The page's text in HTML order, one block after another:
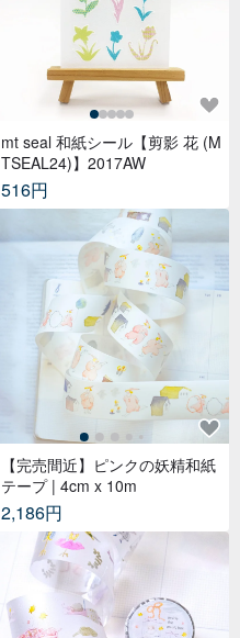
mt seal 和紙シール【剪影 花 (M
TSEAL24)】2017AW
516円
【完売間近】ピンクの妖精和紙
テープ | 4cm x 10m
2,186円